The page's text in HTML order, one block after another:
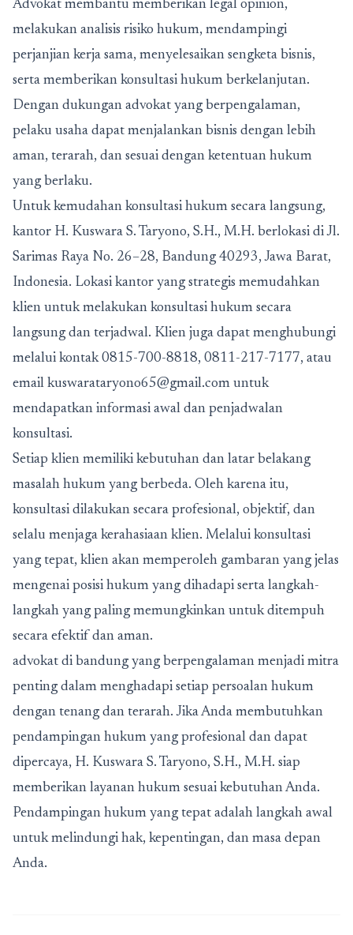
Advokat membantu memberikan legal opinion,
melakukan analisis risiko hukum, mendampingi
perjanjian kerja sama, menyelesaikan sengketa bisnis,
serta memberikan konsultasi hukum berkelanjutan.
Dengan dukungan advokat yang berpengalaman,
pelaku usaha dapat menjalankan bisnis dengan lebih
aman, terarah, dan sesuai dengan ketentuan hukum
yang berlaku.
Untuk kemudahan konsultasi hukum secara langsung,
kantor H. Kuswara S. Taryono, S.H., M.H. berlokasi di Jl.
Sarimas Raya No. 26–28, Bandung 40293, Jawa Barat,
Indonesia. Lokasi kantor yang strategis memudahkan
klien untuk melakukan konsultasi hukum secara
langsung dan terjadwal. Klien juga dapat menghubungi
melalui kontak 0815-700-8818, 0811-217-7177, atau
email kuswarataryono65@gmail.com untuk
mendapatkan informasi awal dan penjadwalan
konsultasi.
Setiap klien memiliki kebutuhan dan latar belakang
masalah hukum yang berbeda. Oleh karena itu,
konsultasi dilakukan secara profesional, objektif, dan
selalu menjaga kerahasiaan klien. Melalui konsultasi
yang tepat, klien akan memperoleh gambaran yang jelas
mengenai posisi hukum yang dihadapi serta langkah-
langkah yang paling memungkinkan untuk ditempuh
secara efektif dan aman.
advokat di bandung yang berpengalaman menjadi mitra
penting dalam menghadapi setiap persoalan hukum
dengan tenang dan terarah. Jika Anda membutuhkan
pendampingan hukum yang profesional dan dapat
dipercaya, H. Kuswara S. Taryono, S.H., M.H. siap
memberikan layanan hukum sesuai kebutuhan Anda.
Pendampingan hukum yang tepat adalah langkah awal
untuk melindungi hak, kepentingan, dan masa depan
Anda.